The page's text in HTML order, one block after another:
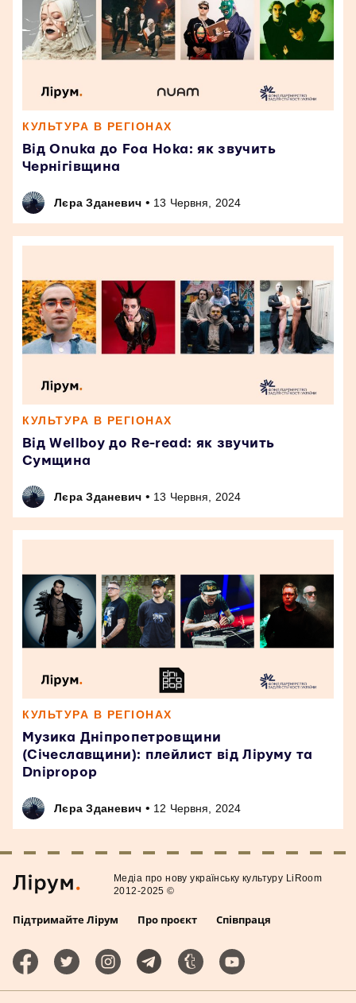
КУЛЬТУРА В РЕГІОНАХ
Від Onuka до Foa Hoka: як звучить
Чернігівщина
Лєра Зданевич • 13 Червня, 2024
КУЛЬТУРА В РЕГІОНАХ
Від Wellboy до Re-read: як звучить
Сумщина
Лєра Зданевич • 13 Червня, 2024
КУЛЬТУРА В РЕГІОНАХ
Музика Дніпропетровщини
(Січеславщини): плейлист від Ліруму та
Dnipropop
Лєра Зданевич • 12 Червня, 2024
Підтримайте Лірум Про проєкт Співпраця
Медiа про нову українську культуру LiRoom
2012-2025 ©